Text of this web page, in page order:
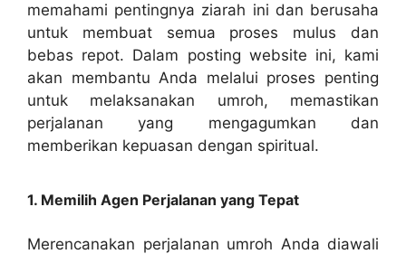
memahami pentingnya ziarah ini dan berusaha
untuk membuat semua proses mulus dan
bebas repot. Dalam posting website ini, kami
akan membantu Anda melalui proses penting
untuk melaksanakan umroh, memastikan
perjalanan yang mengagumkan dan
memberikan kepuasan dengan spiritual.
1. Memilih Agen Perjalanan yang Tepat
Merencanakan perjalanan umroh Anda diawali